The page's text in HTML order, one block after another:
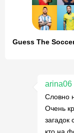
arina06
Словно
Очень
загадок